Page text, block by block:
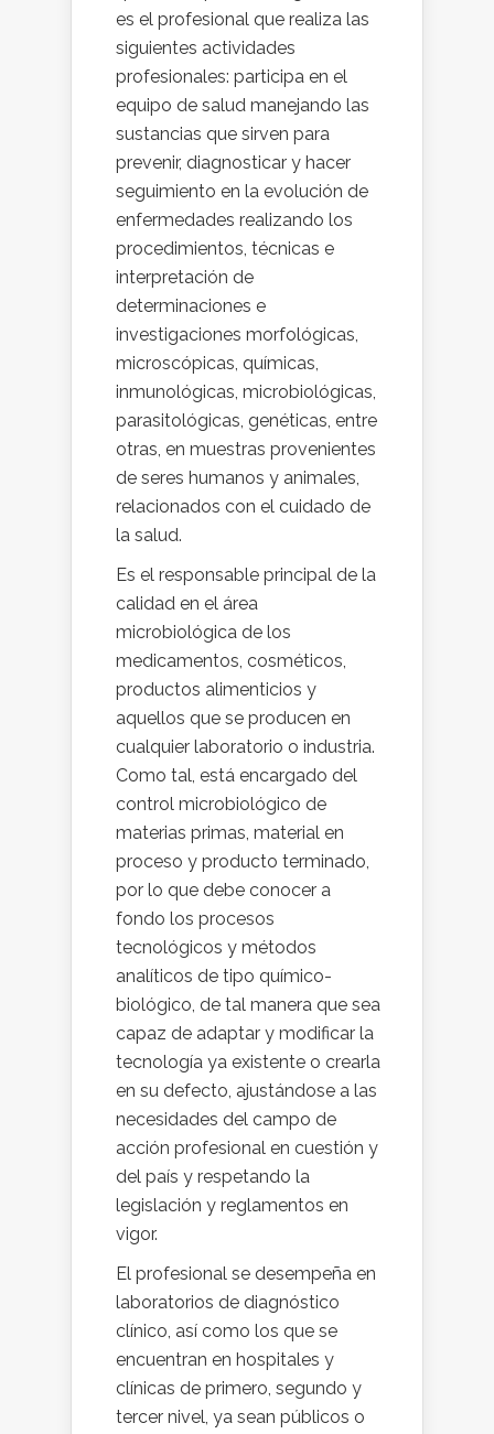
es el profesional que realiza las
siguientes actividades
profesionales: participa en el
equipo de salud manejando las
sustancias que sirven para
prevenir, diagnosticar y hacer
seguimiento en la evolución de
enfermedades realizando los
procedimientos, técnicas e
interpretación de
determinaciones e
investigaciones morfológicas,
microscópicas, químicas,
inmunológicas, microbiológicas,
parasitológicas, genéticas, entre
otras, en muestras provenientes
de seres humanos y animales,
relacionados con el cuidado de
la salud.
Es el responsable principal de la
calidad en el área
microbiológica de los
medicamentos, cosméticos,
productos alimenticios y
aquellos que se producen en
cualquier laboratorio o industria.
Como tal, está encargado del
control microbiológico de
materias primas, material en
proceso y producto terminado,
por lo que debe conocer a
fondo los procesos
tecnológicos y métodos
analíticos de tipo químico-
biológico, de tal manera que sea
capaz de adaptar y modificar la
tecnología ya existente o crearla
en su defecto, ajustándose a las
necesidades del campo de
acción profesional en cuestión y
del país y respetando la
legislación y reglamentos en
vigor.
El profesional se desempeña en
laboratorios de diagnóstico
clínico, así como los que se
encuentran en hospitales y
clínicas de primero, segundo y
tercer nivel, ya sean públicos o